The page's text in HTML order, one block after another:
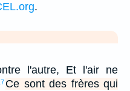
.
l'autre, Et l'air ne
Ce sont des frères qui